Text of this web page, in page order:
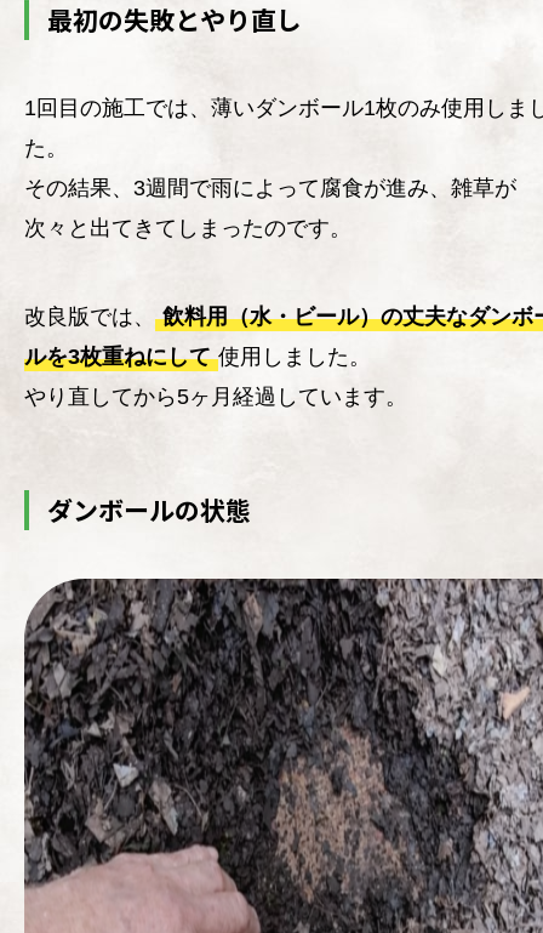
最初の失敗とやり直し
1回目の施工では、薄いダンボール1枚のみ使用しま
た。
その結果、3週間で雨によって腐食が進み、雑草が
次々と出てきてしまったのです。
改良版では、
飲料用（水・ビール）の丈夫なダンボ
ルを3枚重ねにして 使用しました。
やり直してから5ヶ月経過しています。
ダンボールの状態